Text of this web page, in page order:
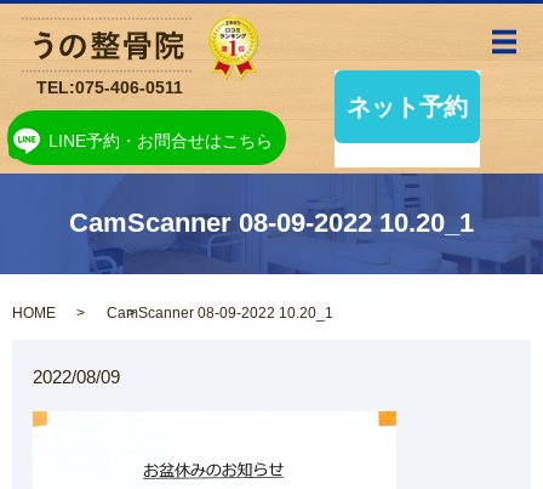
LINE予約・お問合せはこちら
TEL:075-406-0511
メ
CamScanner 08-09-2022 10.20_1
HOME CamScanner 08-09-2022 10.20_1
2022/08/09